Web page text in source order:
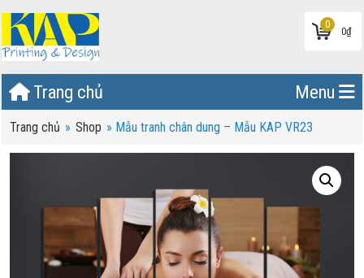
0
0₫
Trang chủ Menu
Trang chủ » Shop » Mẫu tranh chân dung – Mẫu KAP VR23